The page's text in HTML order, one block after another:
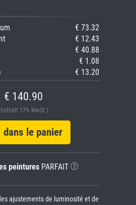
€ 73.32
€ 12.43
€ 40.88
€ 1.08
€ 13.20
€ 140.90
17% MwSt.)
le panier
peinturesPARFAIT
ajustements de luminosité et de